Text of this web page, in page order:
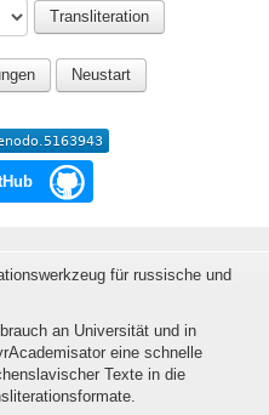
für russische und
an Universität und in
eine schnelle
Texte in die